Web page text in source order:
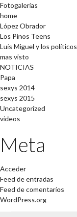
Fotogalerías
home
López Obrador
Los Pinos Teens
Luis Miguel y los políticos
mas visto
NOTICIAS
Papa
sexys 2014
sexys 2015
Uncategorized
videos
Meta
Acceder
Feed de entradas
Feed de comentarios
WordPress.org